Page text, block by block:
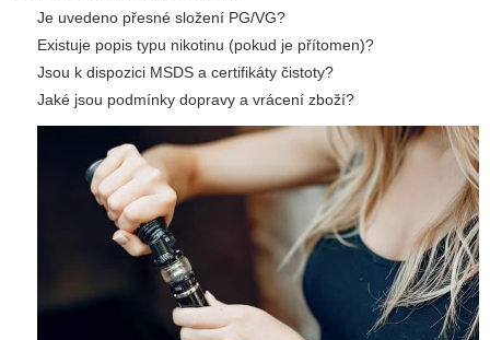
Je uvedeno přesné složení PG/VG?
Existuje popis typu nikotinu (pokud je přítomen)?
Jsou k dispozici MSDS a certifikáty čistoty?
Jaké jsou podmínky dopravy a vrácení zboží?